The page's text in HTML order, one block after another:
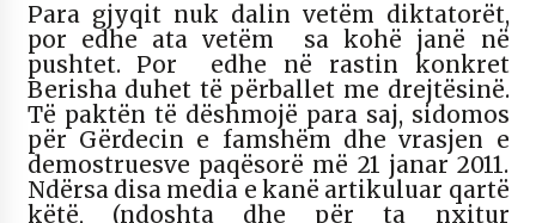
Para gjyqit nuk dalin vetëm diktatorët,
por edhe ata vetëm sa kohë janë në
pushtet. Por edhe në rastin konkret
Berisha duhet të përballet me drejtësinë.
Të paktën të dëshmojë para saj, sidomos
për Gërdecin e famshëm dhe vrasjen e
demostruesve paqësorë më 21 janar 2011.
Ndërsa disa media e kanë artikuluar qartë
këtë, (ndoshta dhe për ta nxitur